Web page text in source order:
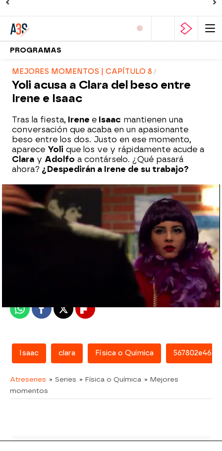
PROGRAMAS
MEJORES MOMENTOS | CAPÍTULO 8
Yoli acusa a Clara del beso entre
Irene e Isaac
Tras la fiesta, Irene e Isaac mantienen una
conversación que acaba en un apasionante
beso entre los dos. Justo en ese momento,
aparece Yoli que los ve y rápidamente acude a
Clara y Adolfo a contárselo. ¿Qué pasará
ahora? ¿Despedirán a Irene de su trabajo?
07 de febrero de 2018, 15:23
WhatsappFacebook
X Flipboard
Isaac clara Física o Química
Atreseries » Series » Física o Química » Mejores
momentos